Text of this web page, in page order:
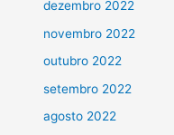
dezembro 2022
novembro 2022
outubro 2022
setembro 2022
agosto 2022